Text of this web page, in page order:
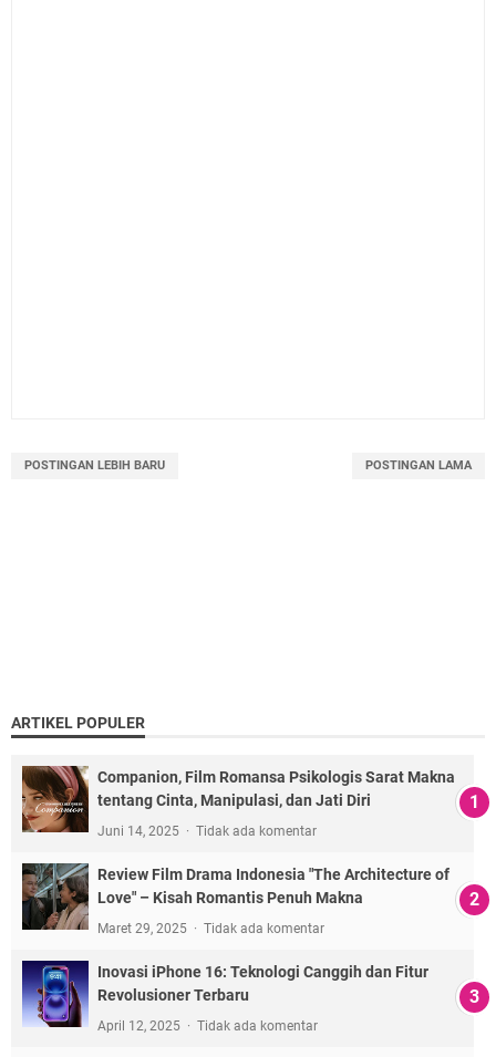
POSTINGAN LEBIH BARU POSTINGAN LAMA
ARTIKEL POPULER
Companion, Film Romansa Psikologis Sarat Makna
tentang Cinta, Manipulasi, dan Jati Diri
Juni 14, 2025 Tidak ada komentar
Review Film Drama Indonesia "The Architecture of
Love" – Kisah Romantis Penuh Makna
Maret 29, 2025 Tidak ada komentar
Inovasi iPhone 16: Teknologi Canggih dan Fitur
Revolusioner Terbaru
April 12, 2025 Tidak ada komentar